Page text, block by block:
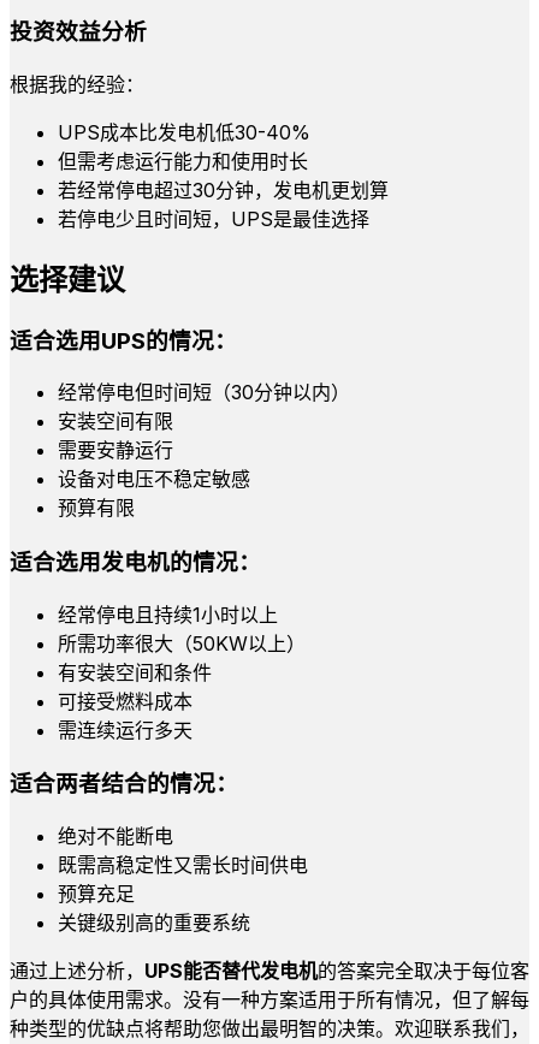
投资效益分析
根据我的经验：
UPS成本比发电机低30-40%
但需考虑运行能力和使用时长
若经常停电超过30分钟，发电机更划算
若停电少且时间短，UPS是最佳选择
选择建议
适合选用UPS的情况：
经常停电但时间短（30分钟以内）
安装空间有限
需要安静运行
设备对电压不稳定敏感
预算有限
适合选用发电机的情况：
经常停电且持续1小时以上
所需功率很大（50KW以上）
有安装空间和条件
可接受燃料成本
需连续运行多天
适合两者结合的情况：
绝对不能断电
既需高稳定性又需长时间供电
预算充足
关键级别高的重要系统
通过上述分析， UPS能否替代发电机的答案完全取决于每位客
户的具体使用需求。没有一种方案适用于所有情况，但了解每
种类型的优缺点将帮助您做出最明智的决策。欢迎联系我们，